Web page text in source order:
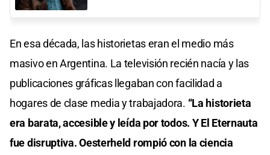
En esa década, las historietas eran el medio más
masivo en Argentina. La televisión recién nacía y las
publicaciones gráficas llegaban con facilidad a
hogares de clase media y trabajadora. “La historieta
era barata, accesible y leída por todos. Y El Eternauta
fue disruptiva. Oesterheld rompió con la ciencia